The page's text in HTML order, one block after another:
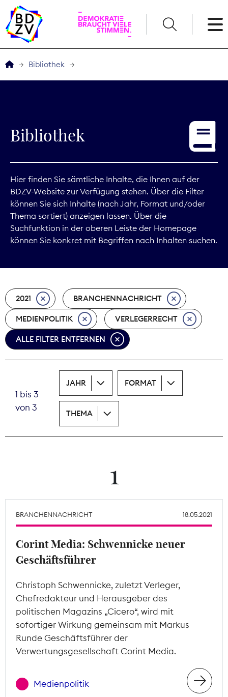
Service
Digitales
Kommunikation
Marktdaten
Nachhaltigkeit
Nachwuchs
Nova Award
Pressefreiheit
Print
Recht
Theodor-Wolff-Preis
Wächterpreis
ALLE THEMEN
Mitgliederbereich
Bibliothek
Bibliothek
Hier finden Sie sämtliche Inhalte, die Ihnen auf der
BDZV-Website zur Verfügung stehen. Über die Filter
können Sie sich Inhalte (nach Jahr, Format und/oder
Thema sortiert) anzeigen lassen. Über die
Suchfunktion in der oberen Leiste der Homepage
können Sie konkret mit Begriffen nach Inhalten suchen.
2021 BRANCHENNACHRICHT
MEDIENPOLITIK VERLEGERRECHT
ALLE FILTER ENTFERNEN
1 bis 3
von 3
JAHR FORMAT
THEMA
1
BRANCHENNACHRICHT 18.05.2021
Corint Media: Schwennicke neuer
Geschäftsführer
Christoph Schwennicke, zuletzt Verleger,
Chefredakteur und Herausgeber des
politischen Magazins „Cicero“, wird mit
sofortiger Wirkung gemeinsam mit Markus
Runde Geschäftsführer der
Verwertungsgesellschaft Corint Media.
Medienpolitik